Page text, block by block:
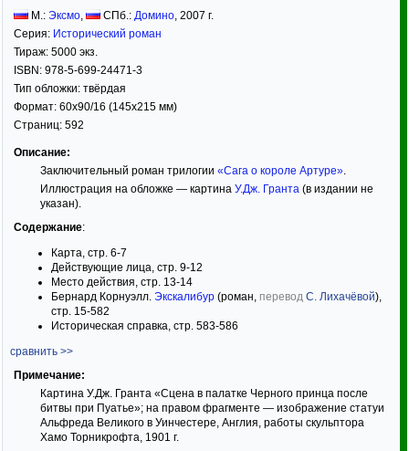
М.: Эксмо, СПб.: Домино, 2007 г.
Серия: Исторический роман
Тираж: 5000 экз.
ISBN: 978-5-699-24471-3
Тип обложки: твёрдая
Формат: 60x90/16 (145x215 мм)
Страниц: 592
Описание:
Заключительный роман трилогии «Сага о короле Артуре».
Иллюстрация на обложке — картина У.Дж. Гранта(в издании не
указан).
Содержание:
Карта, стр. 6-7
Действующие лица, стр. 9-12
Место действия, стр. 13-14
Бернард Корнуэлл. Экскалибур (роман, перевод С. Лихачёвой),
стр. 15-582
Историческая справка, стр. 583-586
сравнить >>
Примечание:
Картина У.Дж. Гранта «Сцена в палатке Черного принца после
битвы при Пуатье»; на правом фрагменте — изображение статуи
Альфреда Великого в Уинчестере, Англия, работы скульптора
Хамо Торникрофта, 1901 г.